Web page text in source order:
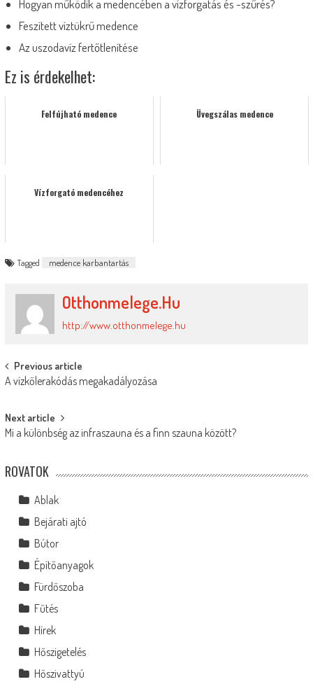
Hogyan működik a medencében a vízforgatás és -szűrés?
Feszített víztükrű medence
Az uszodavíz fertőtlenítése
Ez is érdekelhet:
Felfújható medence Üvegszálas medence
Vízforgató medencéhez
Tagged medence karbantartás
Otthonmelege.hu
http://www.otthonmelege.hu
Post
navigation
Previous article
A vízkőlerakódás megakadályozása
Next article
Mi a különbség az infraszauna és a finn szauna között?
ROVATOK
Ablak
Bejárati ajtó
Bútor
Építőanyagok
Fürdőszoba
Fűtés
Hírek
Hőszigetelés
Hőszivattyú